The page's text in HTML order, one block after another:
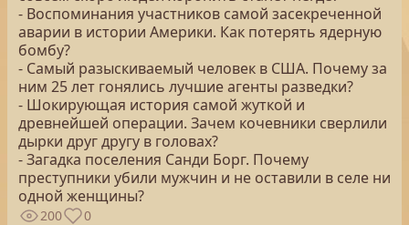
- Воспоминания участников самой засекреченной
аварии в истории Америки. Как потерять ядерную
бомбу?
- Самый разыскиваемый человек в США. Почему за
ним 25 лет гонялись лучшие агенты разведки?
- Шокирующая история самой жуткой и
древнейшей операции. Зачем кочевники сверлили
дырки друг другу в головах?
- Загадка поселения Санди Борг. Почему
преступники убили мужчин и не оставили в селе ни
одной женщины?
200 0